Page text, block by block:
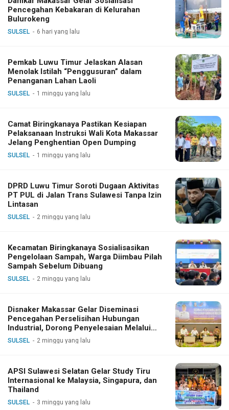
Pencegahan Kebakaran di Kelurahan
Bulurokeng
SULSEL 6 hari yang lalu
Pemkab Luwu Timur Jelaskan Alasan
Menolak Istilah “Penggusuran” dalam
Penanganan Lahan Laoli
SULSEL 1 minggu yang lalu
Camat Biringkanaya Pastikan Kesiapan
Pelaksanaan Instruksi Wali Kota Makassar
Jelang Penghentian Open Dumping
SULSEL 1 minggu yang lalu
DPRD Luwu Timur Soroti Dugaan Aktivitas
PT PUL di Jalan Trans Sulawesi Tanpa Izin
Lintasan
SULSEL 2 minggu yang lalu
Kecamatan Biringkanaya Sosialisasikan
Pengelolaan Sampah, Warga Diimbau Pilah
Sampah Sebelum Dibuang
SULSEL 2 minggu yang lalu
Disnaker Makassar Gelar Diseminasi
Pencegahan Perselisihan Hubungan
Industrial, Dorong Penyelesaian Melalui
Dialog
SULSEL 2 minggu yang lalu
APSI Sulawesi Selatan Gelar Study Tiru
Internasional ke Malaysia, Singapura, dan
Thailand
SULSEL 3 minggu yang lalu